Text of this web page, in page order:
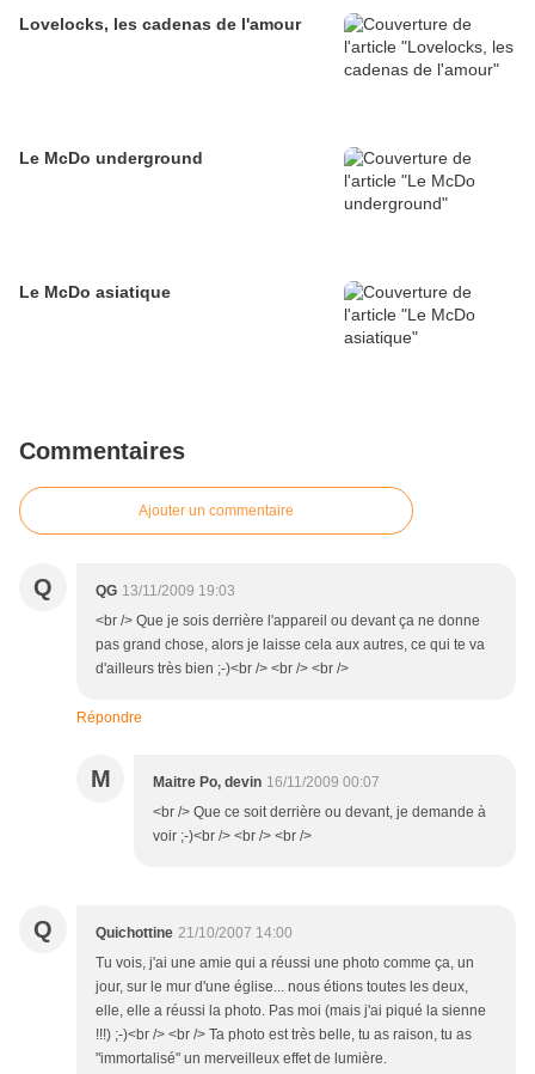
Lovelocks, les cadenas de l'amour
Le McDo underground
Le McDo asiatique
Commentaires
Ajouter un commentaire
Q QG 13/11/2009 19:03
<br /> Que je sois derrière l'appareil ou devant ça ne donne
pas grand chose, alors je laisse cela aux autres, ce qui te va
d'ailleurs très bien ;-)<br /> <br /> <br />
Répondre
M Maitre Po, devin 16/11/2009 00:07
<br /> Que ce soit derrière ou devant, je demande à
voir ;-)<br /> <br /> <br />
Q Quichottine 21/10/2007 14:00
Tu vois, j'ai une amie qui a réussi une photo comme ça, un
jour, sur le mur d'une église... nous étions toutes les deux,
elle, elle a réussi la photo. Pas moi (mais j'ai piqué la sienne
!!!) ;-)<br /> <br /> Ta photo est très belle, tu as raison, tu as
"immortalisé" un merveilleux effet de lumière.